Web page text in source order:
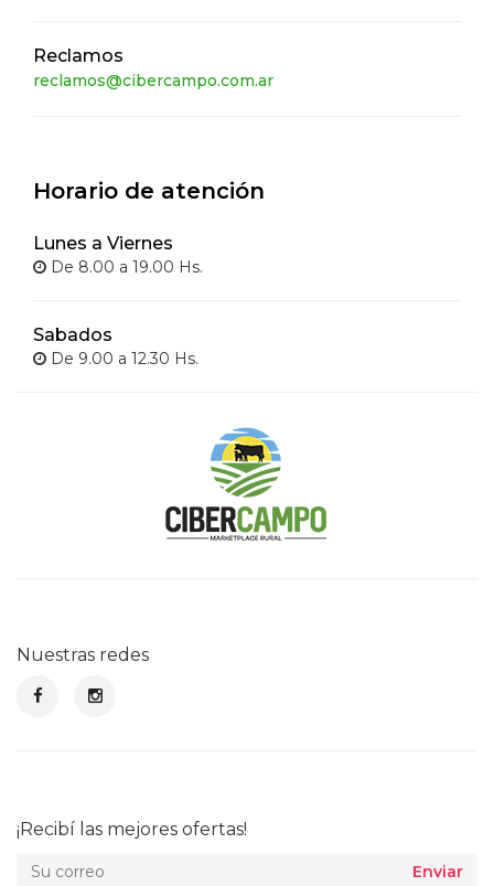
Reclamos
reclamos@cibercampo.com.ar
Horario de atención
Lunes a Viernes
De 8.00 a 19.00 Hs.
Sabados
De 9.00 a 12.30 Hs.
Nuestras redes
¡Recibí las mejores ofertas!
Enviar